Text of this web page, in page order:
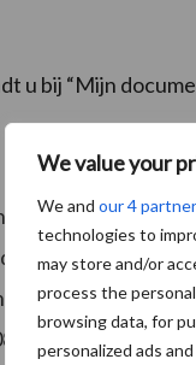
We value your
We and our 4
technologies to
may store and/or
process the
browsing data, for
personalized ads
u bij “Mijn
stappen
geven voor
bij het
– 486 22 22.